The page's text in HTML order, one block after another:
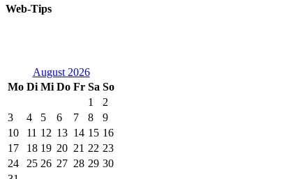
Web-Tips
August 2026
Mo Di Mi Do Fr Sa So
1
2
3
4 5 6 7 8
9
10
11 12 13 14 15 16
17
18 19 20 21 22 23
24
25 26 27 28 29 30